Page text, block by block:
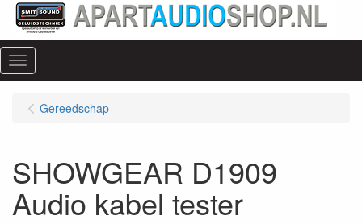
Menu
Gereedschap
SHOWGEAR D1909
Audio kabel tester